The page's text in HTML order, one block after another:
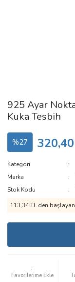
925 Ayar
Kuka Tesbih
%27
Kategori
Marka
Stok Kodu
113,34 TL den